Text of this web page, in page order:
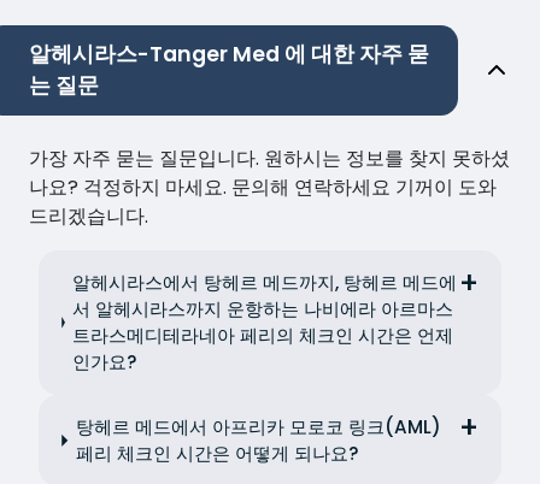
알헤시라스-Tanger Med 에 대한 자주 묻
는 질문
가장 자주 묻는 질문입니다. 원하시는 정보를 찾지 못하셨
나요? 걱정하지 마세요. 문의해 연락하세요 기꺼이 도와
드리겠습니다.
알헤시라스에서 탕헤르 메드까지, 탕헤르 메드에
서 알헤시라스까지 운항하는 나비에라 아르마스
트라스메디테라네아 페리의 체크인 시간은 언제
인가요?
탕헤르 메드에서 아프리카 모로코 링크(AML)
페리 체크인 시간은 어떻게 되나요?